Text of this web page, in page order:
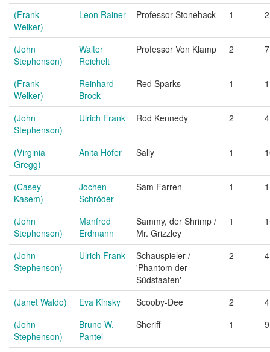
(Frank
Welker)
Leon Rainer Professor Stonehack 1 2
(John
Stephenson)
Walter
Reichelt
Professor Von Klamp 2 7
(Frank
Welker)
Reinhard
Brock
Red Sparks 1 1
(John
Stephenson)
Ulrich Frank Rod Kennedy 2 4
(Virginia
Gregg)
Anita Höfer Sally 1
(Casey
Kasem)
Jochen
Schröder
Sam Farren 1
(John
Stephenson)
Manfred
Erdmann
Sammy, der Shrimp /
Mr. Grizzley
1
(John
Stephenson)
Ulrich Frank
Schauspieler /
'Phantom der
Südstaaten'
2 4
(Janet Waldo) Eva Kinsky Scooby-Dee 2
4
(John
Stephenson)
Bruno W.
Pantel
Sheriff 1 9